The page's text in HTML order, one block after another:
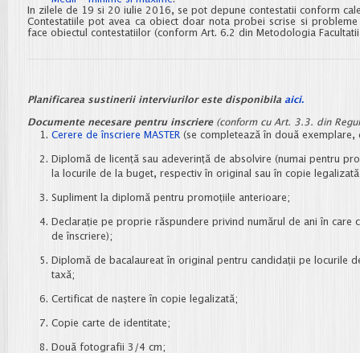
In zilele de 19 si 20 iulie 2016, se pot depune contestatii conform
Contestatiile pot avea ca obiect doar nota probei scrise si
face obiectul contestatiilor (conform Art. 6.2 din Metodologia
Planificarea sustinerii interviurilor este disponibila aici.
Documente necesare pentru inscriere(conform cu Art. 3.3. din
Cerere de înscriere MASTER (se completează în două
Diplomă de licenţă sau adeverinţă de absolvire (numai pentru
la locurile de la buget, respectiv în original sau în copie
Supliment la diplomă pentru promoţiile anterioare;
Declaraţie pe proprie răspundere privind numărul de ani în
de înscriere);
Diplomă de bacalaureat în original pentru candidaţii pe locurile
taxă;
Certificat de naştere în copie legalizată;
Copie carte de identitate;
Două fotografii 3/4 cm;